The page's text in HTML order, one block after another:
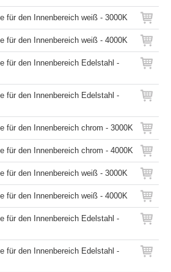
für den Innenbereich weiß - 3000K
für den Innenbereich weiß - 4000K
für den Innenbereich Edelstahl -
für den Innenbereich Edelstahl -
für den Innenbereich chrom - 3000K
für den Innenbereich chrom - 4000K
für den Innenbereich weiß - 3000K
für den Innenbereich weiß - 4000K
für den Innenbereich Edelstahl -
für den Innenbereich Edelstahl -